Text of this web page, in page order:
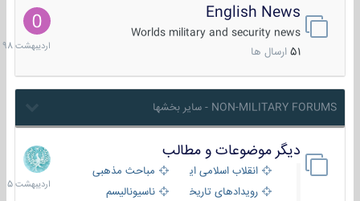
English News
Worlds military and security news
51 ارسال ها
10
1398
NON-MILITARY FORUMS - سایر بخشها
دیگر موضوعات و مطالب
انقلاب اسلامی ایران
مباحث مذهبی
رویدادهای تاریخی و مذهبیناسیونالیسم
8
1405